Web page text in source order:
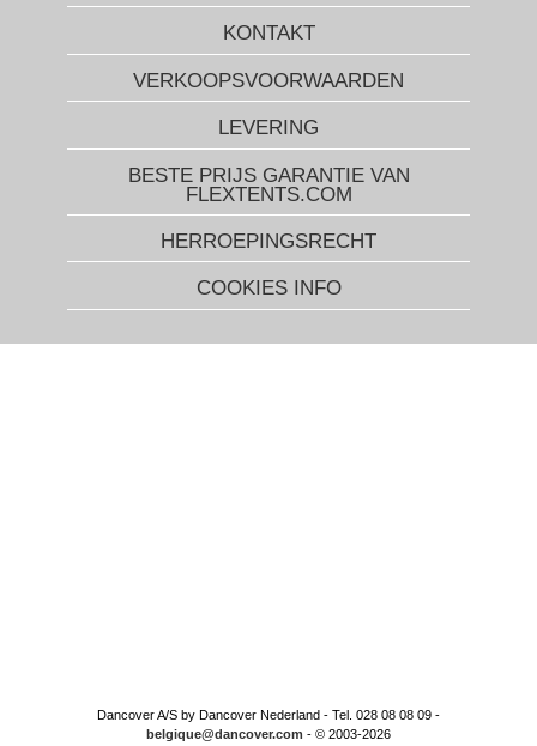
KONTAKT
VERKOOPSVOORWAARDEN
LEVERING
BESTE PRIJS GARANTIE VAN
FLEXTENTS.COM
HERROEPINGSRECHT
COOKIES INFO
Dancover A/S by Dancover Nederland - Tel. 028 08 08 09 -
belgique@dancover.com - © 2003-2026